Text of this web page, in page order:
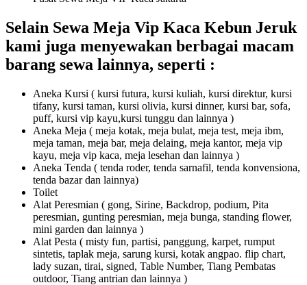
Selain Sewa Meja Vip Kaca Kebun Jeruk
kami juga menyewakan berbagai macam
barang sewa lainnya, seperti :
Aneka Kursi ( kursi futura, kursi kuliah, kursi direktur, kursi
tifany, kursi taman, kursi olivia, kursi dinner, kursi bar, sofa,
puff, kursi vip kayu,kursi tunggu dan lainnya )
Aneka Meja ( meja kotak, meja bulat, meja test, meja ibm,
meja taman, meja bar, meja delaing, meja kantor, meja vip
kayu, meja vip kaca, meja lesehan dan lainnya )
Aneka Tenda ( tenda roder, tenda sarnafil, tenda konvensiona,
tenda bazar dan lainnya)
Toilet
Alat Peresmian ( gong, Sirine, Backdrop, podium, Pita
peresmian, gunting peresmian, meja bunga, standing flower,
mini garden dan lainnya )
Alat Pesta ( misty fun, partisi, panggung, karpet, rumput
sintetis, taplak meja, sarung kursi, kotak angpao. flip chart,
lady suzan, tirai, signed, Table Number, Tiang Pembatas
outdoor, Tiang antrian dan lainnya )